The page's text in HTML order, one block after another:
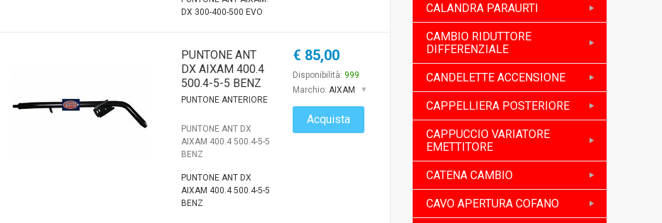
DX 300-400-500 EVO
PUNTONE ANT
DX AIXAM 400.4
500.4-5-5 BENZ
PUNTONE ANTERIORE
PUNTONE ANT DX
AIXAM 400.4 500.4-5-5
BENZ
PUNTONE ANT DX
AIXAM 400.4 500.4-5-5
BENZ
€ 85,00
Disponibilità: 999
Marchio: AIXAM
Acquista
CALANDRA PARAURTI
CAMBIO RIDUTTORE
DIFFERENZIALE
CANDELETTE ACCENSIONE
CAPPELLIERA POSTERIORE
CAPPUCCIO VARIATORE
EMETTITORE
CATENA CAMBIO
CAVO APERTURA COFANO